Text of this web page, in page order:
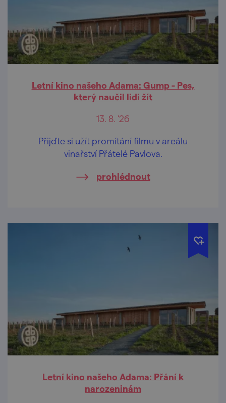
Letní kino našeho Adama: Gump - Pes,
který naučil lidi žít
13. 8. '26
Přijďte si užít promítání filmu v areálu
vinařství Přátelé Pavlova.
prohlédnout
Letní kino našeho Adama: Přání k
narozeninám